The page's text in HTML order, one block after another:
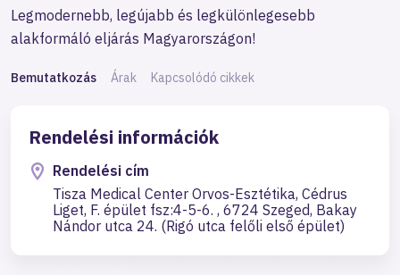
Legmodernebb, legújabb és legkülönlegesebb
alakformáló eljárás Magyarországon!
Bemutatkozás Árak Kapcsolódó cikkek
Rendelési információk
Rendelési cím
Tisza Medical Center Orvos-Esztétika, Cédrus
Liget, F. épület fsz:4-5-6. , 6724 Szeged, Bakay
Nándor utca 24. (Rigó utca felőli első épület)